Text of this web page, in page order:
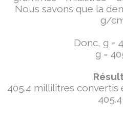
Nous savons que la
g/
Donc, g =
g =
405.4 millilitres convertis